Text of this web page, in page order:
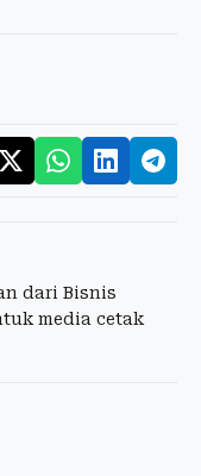
dari Bisnis
media cetak